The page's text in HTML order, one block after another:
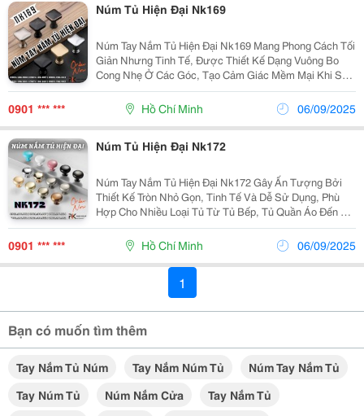
Núm Tủ Hiện Đại Nk169
Núm Tay Nắm Tủ Hiện Đại Nk169 Mang Phong Cách Tối
Giản Nhưng Tinh Tế, Được Thiết Kế Dạng Vuông Bo
Cong Nhẹ Ở Các Góc, Tạo Cảm Giác Mềm Mại Khi Sử
Dụng. Chất Liệu Hợp Kim Bền Chắc, Bề Mặt Phủ Nhiều
Màu Sắc Khác Nhau Giúp Người Dùng Dễ Dàng Lựa C
0901 *** *** Hồ Chí Minh 06/09/2025
Núm Tủ Hiện Đại Nk172
Núm Tay Nắm Tủ Hiện Đại Nk172 Gây Ấn Tượng Bởi
Thiết Kế Tròn Nhỏ Gọn, Tinh Tế Và Dễ Sử Dụng, Phù
Hợp Cho Nhiều Loại Tủ Từ Tủ Bếp, Tủ Quần Áo Đến Tủ
Ngăn Kéo. Điểm Nổi Bật Là Bảng Màu Vô Cùng Đa
Dạng Mang Đến Nhiều Lựa Chọn, Dễ Dàng Phối Hợp
0901 *** *** Hồ Chí Minh 06/09/2025
1
Bạn có muốn tìm thêm
Tay Nắm Tủ Núm Tay Nắm Núm Tủ
Núm Tay Nắm Tủ
Tay Núm Tủ
Núm Nắm Cửa
Tay Nắm Tủ